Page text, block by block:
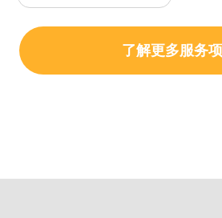
了解更多服务